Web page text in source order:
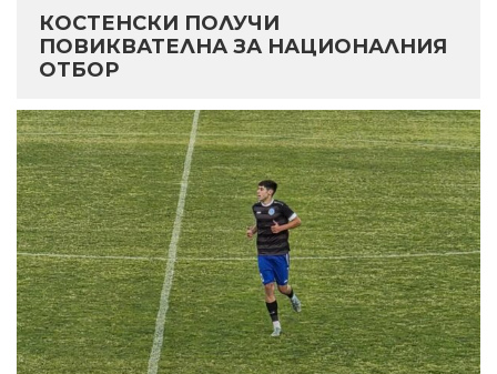
КОСТЕНСКИ ПОЛУЧИ
ПОВИКВАТЕЛНА ЗА НАЦИОНАЛНИЯ
ОТБОР